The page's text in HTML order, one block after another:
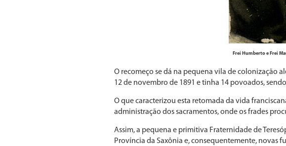
Frei Humberto e Frei
O recomeço se dá na pequena vila de colonização
12 de novembro de 1891 e tinha 14 povoados,
O que caracterizou esta retomada da vida
administração dos sacramentos, onde os frades
Assim, a pequena e primitiva Fraternidade de
Província da Saxônia e, consequentemente, novas